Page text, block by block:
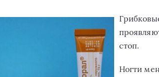
стоп.
Ногти